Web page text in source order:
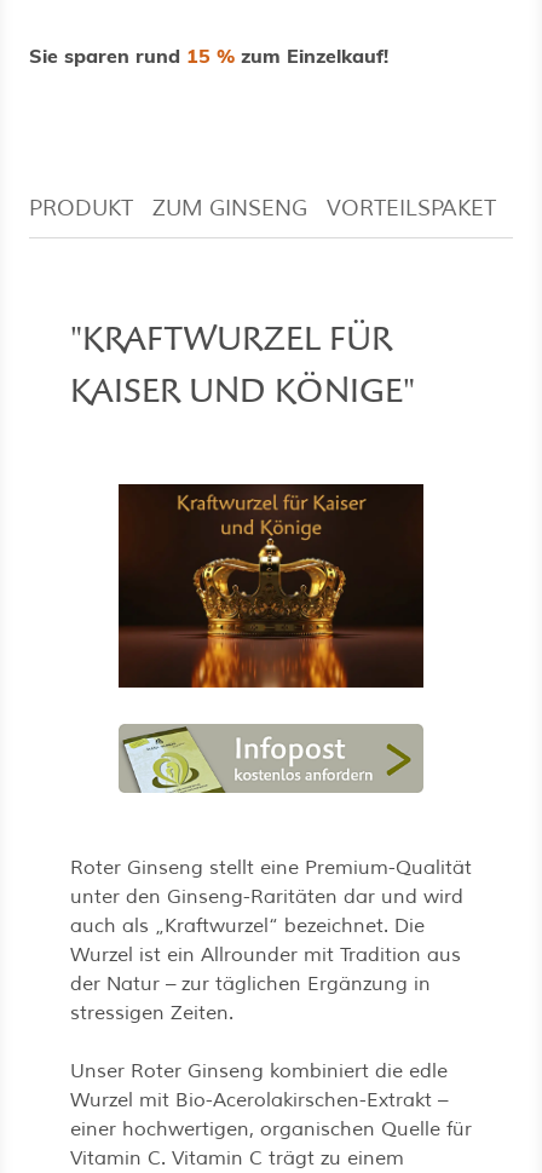
Sie sparen rund 15 % zum Einzelkauf!
PRODUKT ZUM GINSENG VORTEILSPAKET
"KRAFTWURZEL FÜR
KAISER UND KÖNIGE"
Roter Ginseng stellt eine Premium-Qualität
unter den Ginseng-Raritäten dar und wird
auch als „Kraftwurzel“ bezeichnet. Die
Wurzel ist ein Allrounder mit Tradition aus
der Natur – zur täglichen Ergänzung in
stressigen Zeiten.
Unser Roter Ginseng kombiniert die edle
Wurzel mit Bio-Acerolakirschen-Extrakt –
einer hochwertigen, organischen Quelle für
Vitamin C. Vitamin C trägt zu einem